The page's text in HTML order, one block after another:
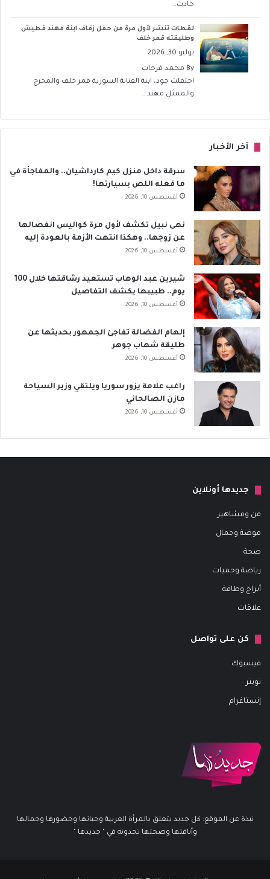
حادث...
لقطات تنشر لأول مرة من حفل زفاف ابنة مهند قطيش
وطليقته قمر خلف
يوليو 30, 2026
By محمد فرحات
احتفلت جود، ابنة الفنانة السورية قمر خلف والمخرج
والممثل مهند...
آخر الأخبار
سرقة داخل منزل كيم كارداشيان.. والمفاجأة في
ما فعله اللص بسيارتها!
أغسطس 10, 2026
نهى نبيل تكشف لأول مرة كواليس انفصالها
عن زوجها.. وهكذا انتهت الأزمة بالعودة إليه
أغسطس 10, 2026
شيرين عبد الوهاب تستعيد رشاقتها خلال 100
يوم.. طبيبها يكشف التفاصيل
أغسطس 10, 2026
إلهام الفضالة تفاجئ الجمهور بحديثها عن
طليقة شهاب جوهر
أغسطس 10, 2026
راغب علامة يزور سوريا ويلتقي وزير السياحة
مازن الصالحاني
أغسطس 10, 2026
جديدها أونلاين
فن ومشاهير
موضة وجمال
صحة
رياضة وحميات
أبراج وطاقة
علاقات
كن على تواصل
فيسبوك
تويتر
إنستاغرام
نبذة عن الموقع: كل جديد يتعلق بالمرأة العربية وحياتها وحضورها وجمالها
وأناقتها وصحتها تجدونه في " جديدها "